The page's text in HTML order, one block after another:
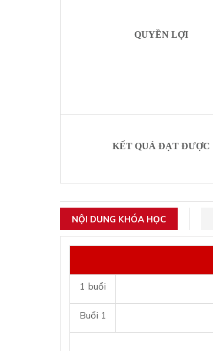
QUYỀN LỢI
KẾT QUẢ ĐẠT ĐƯỢC
NỘI DUNG KHÓA HỌC
1 buổi
Buổi 1